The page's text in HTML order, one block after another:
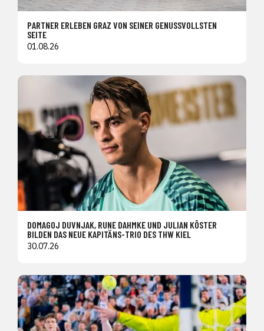
PARTNER ERLEBEN GRAZ VON SEINER GENUSSVOLLSTEN
SEITE
01.08.26
DOMAGOJ DUVNJAK, RUNE DAHMKE UND JULIAN KÖSTER
BILDEN DAS NEUE KAPITÄNS-TRIO DES THW KIEL
30.07.26